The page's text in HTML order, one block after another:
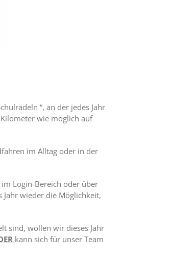
“, an der jedes Jahr
wie möglich auf
im Alltag oder in der
Login-Bereich oder über
wieder die Möglichkeit,
sind, wollen wir dieses Jahr
kann sich für unser Team